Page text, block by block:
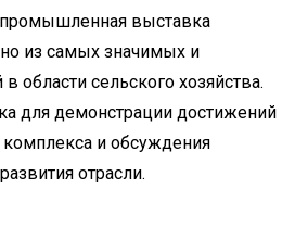
выставка
из самых значимых и
области сельского хозяйства.
для демонстрации достижений
и обсуждения
отрасли.